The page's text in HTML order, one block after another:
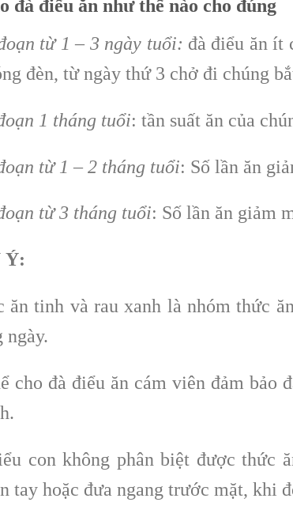
đà điểu ăn như thế nào cho đúng
từ 1 – 3 ngày tuổi: đà điểu ăn ít
đèn, từ ngày thứ 3 chở đi chúng
1 tháng tuổi: tần suất ăn của
từ 1 – 2 tháng tuổi: Số lần ăn
từ 3 tháng tuổi: Số lần ăn giảm
Ý:
ăn tinh và rau xanh là nhóm thức
ngày.
cho đà điểu ăn cám viên đảm bảo
con không phân biệt được thức
tay hoặc đưa ngang trước mặt, khi